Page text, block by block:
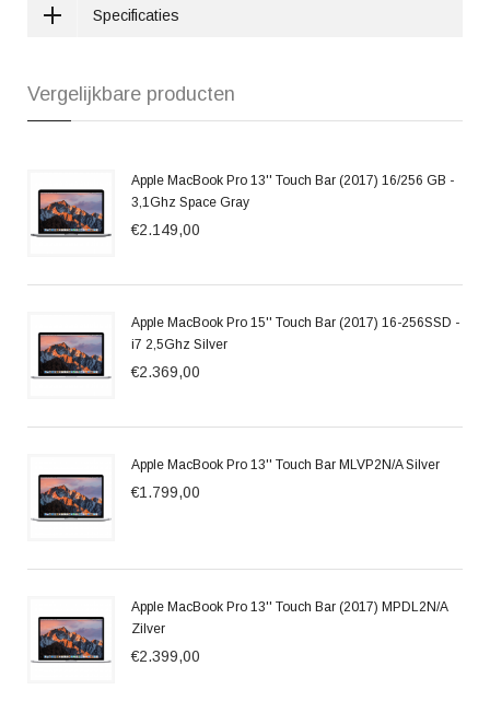
Specificaties
Vergelijkbare producten
Apple MacBook Pro 13'' Touch Bar (2017) 16/256 GB -
3,1Ghz Space Gray
€2.149,00
Apple MacBook Pro 15'' Touch Bar (2017) 16-256SSD -
i7 2,5Ghz Silver
€2.369,00
Apple MacBook Pro 13'' Touch Bar MLVP2N/A Silver
€1.799,00
Apple MacBook Pro 13'' Touch Bar (2017) MPDL2N/A
Zilver
€2.399,00